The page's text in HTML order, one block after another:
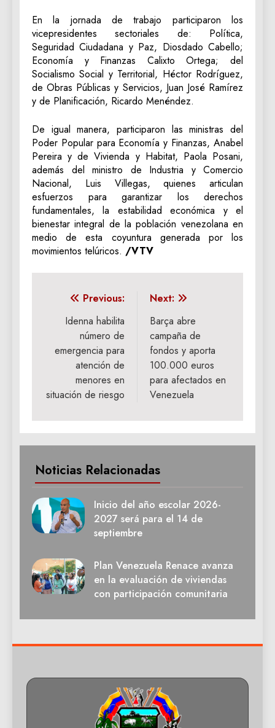
En la jornada de trabajo participaron los
vicepresidentes sectoriales de: Política,
Seguridad Ciudadana y Paz, Diosdado Cabello;
Economía y Finanzas Calixto Ortega; del
Socialismo Social y Territorial, Héctor Rodríguez,
de Obras Públicas y Servicios, Juan José Ramírez
y de Planificación, Ricardo Menéndez.
De igual manera, participaron las ministras del
Poder Popular para Economía y Finanzas, Anabel
Pereira y de Vivienda y Habitat, Paola Posani,
además del ministro de Industria y Comercio
Nacional, Luis Villegas, quienes articulan
esfuerzos para garantizar los derechos
fundamentales, la estabilidad económica y el
bienestar integral de la población venezolana en
medio de esta coyuntura generada por los
movimientos telúricos. /VTV
Navegación
entradas
Previous:
Idenna habilita
número de
emergencia para
atención de
menores en
situación de riesgo
Next:
Barça abre
campaña de
fondos y aporta
100.000 euros
para afectados en
Venezuela
Noticias Relacionadas
Inicio del año escolar 2026-
2027 será para el 14 de
septiembre
Plan Venezuela Renace avanza
en la evaluación de viviendas
con participación comunitaria